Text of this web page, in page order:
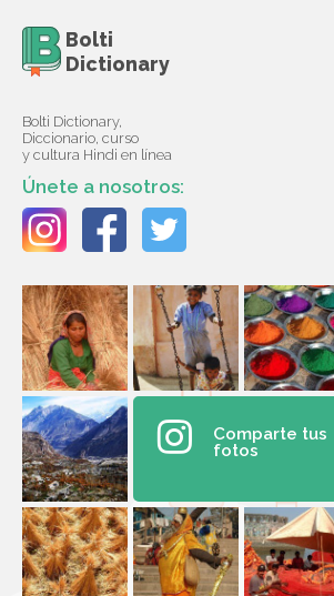
Bolti
Dictionary
Bolti Dictionary,
Diccionario, curso
y cultura Hindi en línea
Únete a nosotros:
Comparte tus
fotos